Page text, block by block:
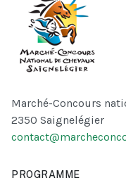
Marché-Concours
2350 Saignelégier
PROGRAMME